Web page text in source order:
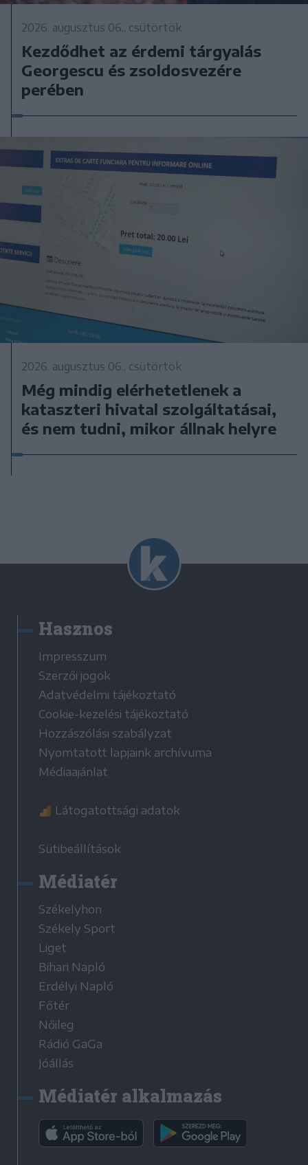
2026. augusztus 06., csütörtök
Kezdődhet az érdemi tárgyalás
Georgescu és zsoldosvezére
perében
2026. augusztus 06., csütörtök
Még mindig elérhetetlenek a
kataszteri hivatal szolgáltatásai,
és nem tudni, mikor állnak helyre
Hasznos
Impresszum
Szerzői jogok
Adatvédelmi tájékoztató
Cookie-kezelési tájékoztató
Hozzászólási szabályzat
Nyomtatott lapjaink archívuma
Médiaajánlat
Látogatottsági adatok
Sütibeállítások
Médiatér
Székelyhon
Székely Sport
Liget
Bihari Napló
Erdélyi Napló
Főtér
Nőileg
Rádió GaGa
Jóállás
Médiatér alkalmazás